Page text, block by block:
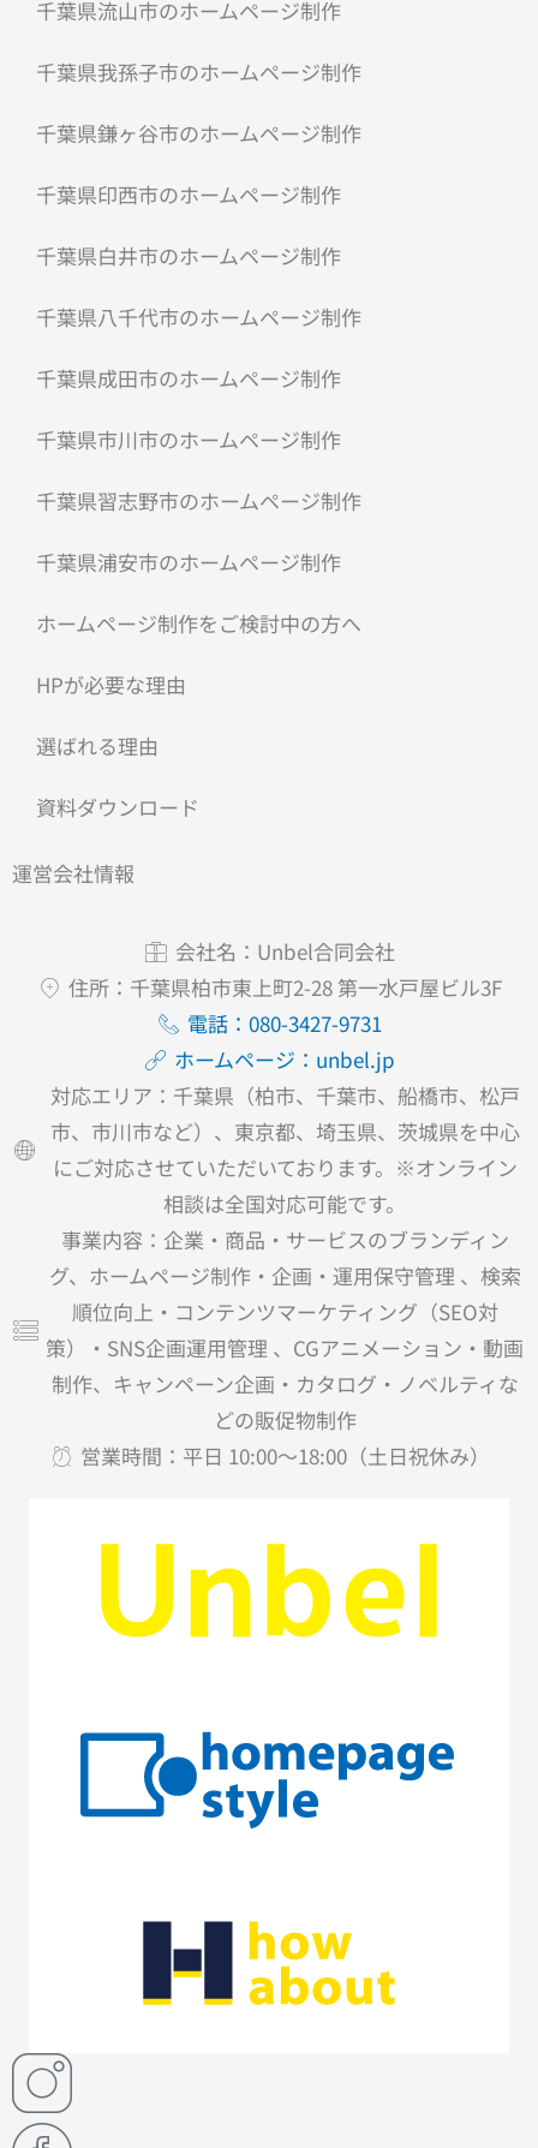
千葉県流山市のホームページ制作
千葉県我孫子市のホームページ制作
千葉県鎌ヶ谷市のホームページ制作
千葉県印西市のホームページ制作
千葉県白井市のホームページ制作
千葉県八千代市のホームページ制作
千葉県成田市のホームページ制作
千葉県市川市のホームページ制作
千葉県習志野市のホームページ制作
千葉県浦安市のホームページ制作
ホームページ制作をご検討中の方へ
HPが必要な理由
選ばれる理由
資料ダウンロード
運営会社情報
会社名：Unbel合同会社
住所：千葉県柏市東上町2-28 第一水戸屋ビル3F
電話：080-3427-9731
ホームページ：unbel.jp
対応エリア：千葉県（柏市、千葉市、船橋市、松戸
市、市川市など）、東京都、埼玉県、茨城県を中心
にご対応させていただいております。※オンライン
相談は全国対応可能です。
事業内容：企業・商品・サービスのブランディン
グ、ホームページ制作・企画・運用保守管理 、検索
順位向上・コンテンツマーケティング（SEO対
策）・SNS企画運用管理 、CGアニメーション・動画
制作、キャンペーン企画・カタログ・ノベルティな
どの販促物制作
営業時間：平日 10:00〜18:00（土日祝休み）